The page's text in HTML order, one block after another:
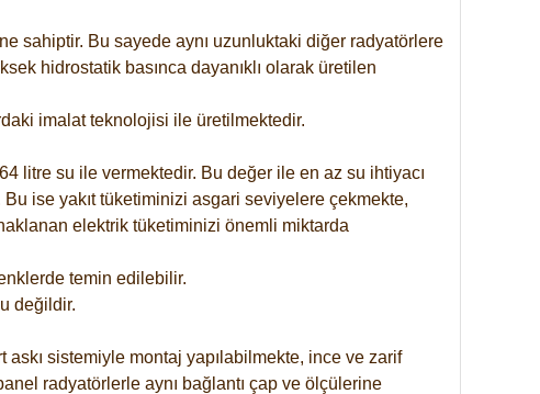
sahiptir. Bu sayede aynı uzunluktaki diğer radyatörlere
hidrostatik basınca dayanıklı olarak üretilen
imalat teknolojisi ile üretilmektedir.
litre su ile vermektedir. Bu değer ile en az su ihtiyacı
ise yakıt tüketiminizi asgari seviyelere çekmekte,
elektrik tüketiminizi önemli miktarda
temin edilebilir.
değildir.
sistemiyle montaj yapılabilmekte, ince ve zarif
radyatörlerle aynı bağlantı çap ve ölçülerine